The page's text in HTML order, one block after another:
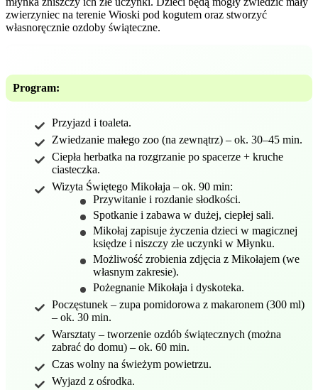
zwierzyniec na terenie Wioski pod kogutem oraz stworzyć
własnoręcznie ozdoby świąteczne.
Program:
Przyjazd i toaleta.
Zwiedzanie małego zoo (na zewnątrz) – ok. 30–45 min.
Ciepła herbatka na rozgrzanie po spacerze + kruche
ciasteczka.
Wizyta Świętego Mikołaja – ok. 90 min:
Przywitanie i rozdanie słodkości.
Spotkanie i zabawa w dużej, ciepłej sali.
Mikołaj zapisuje życzenia dzieci w magicznej
księdze i niszczy złe uczynki w Młynku.
Możliwość zrobienia zdjęcia z Mikołajem (we
własnym zakresie).
Pożegnanie Mikołaja i dyskoteka.
Poczęstunek – zupa pomidorowa z makaronem (300 ml)
– ok. 30 min.
Warsztaty – tworzenie ozdób świątecznych (można
zabrać do domu) – ok. 60 min.
Czas wolny na świeżym powietrzu.
Wyjazd z ośrodka.